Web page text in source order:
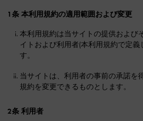
1条 本利用規約の適用範囲および変更
本利用規約は当サイトの提供および
イトおよび利用者(本利用規約で定義
す。
当サイトは、利用者の事前の承諾を
規約を変更できるものとします。
2条 利用者